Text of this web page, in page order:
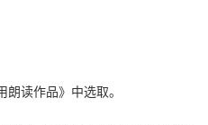
朗读作品》中选取。